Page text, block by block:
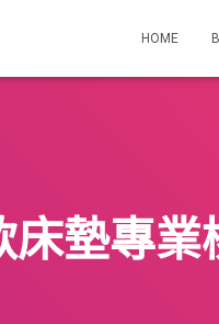
HOME
床墊專業